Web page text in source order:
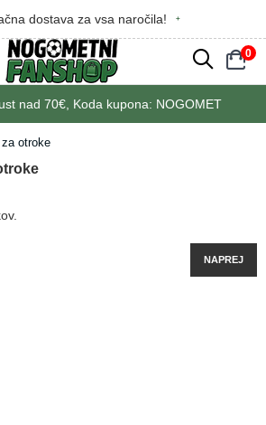
dostava za vsa naročila!
󰂨 0
󰃠
nad 70€, Koda kupona: NOGOMET
otroke
NAPREJ